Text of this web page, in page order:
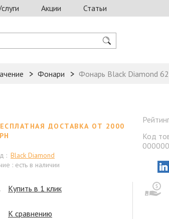
Акции Статьи
Фонари Фонарь Black Diamond
Код
ДОСТАВКА ОТ 2000
: Black Diamond
: есть в наличии
Купить в 1 клик
К сравнению